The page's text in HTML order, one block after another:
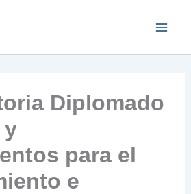
Diplomado
y
para el
e